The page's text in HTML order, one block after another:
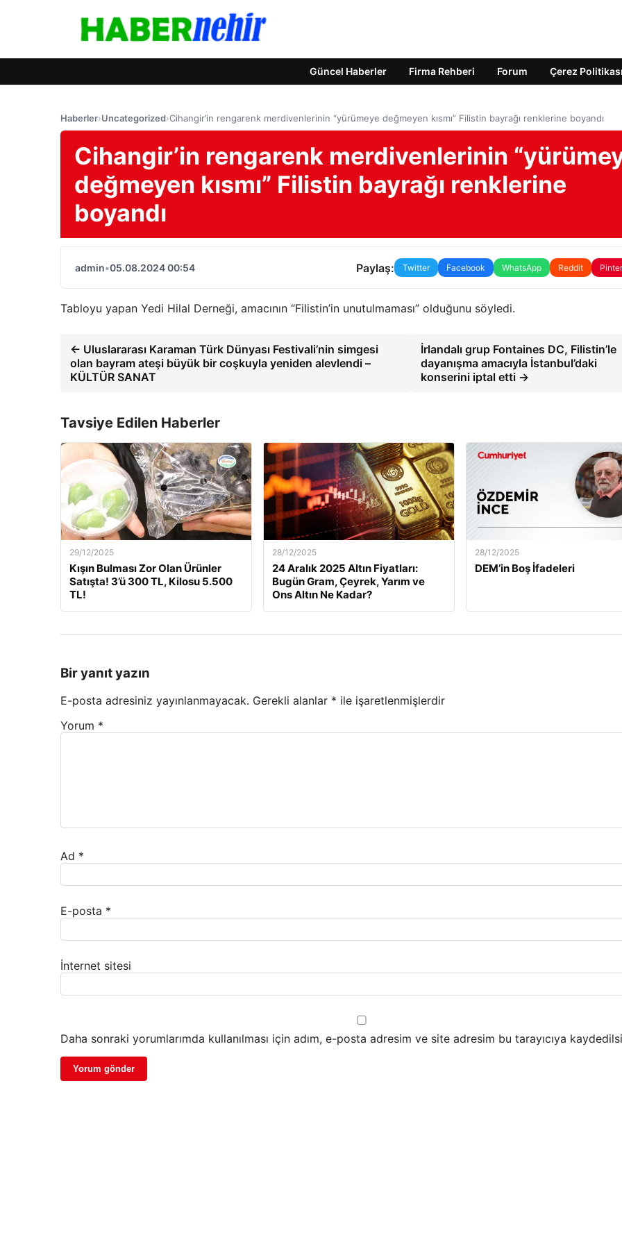
Güncel Haberler Firma Rehberi Forum Çerez Politikası
Haberler›Uncategorized›Cihangir’in rengarenk merdivenlerinin “yürümeye değmeyen kısmı” Filistin bayrağı renklerine boyandı
Cihangir’in rengarenk merdivenlerinin
değmeyen kısmı” Filistin bayrağı renklerine
boyandı
admin•05.08.2024 00:54 Paylaş: Twitter Facebook WhatsApp Reddit
Tabloyu yapan Yedi Hilal Derneği, amacının “Filistin’in unutulmaması” olduğunu söyledi.
← Uluslararası Karaman Türk Dünyası Festivali’nin simgesi
olan bayram ateşi büyük bir coşkuyla yeniden alevlendi –
KÜLTÜR SANAT
İrlandalı grup Fontaines DC, Filistin’le
dayanışma amacıyla İstanbul’daki
konserini iptal etti →
Tavsiye Edilen Haberler
29/12/2025
Kışın Bulması Zor Olan Ürünler
Satışta! 3’ü 300 TL, Kilosu 5.500
TL!
28/12/2025
24 Aralık 2025 Altın Fiyatları:
Bugün Gram, Çeyrek, Yarım ve
Ons Altın Ne Kadar?
28/12/2025
DEM’in Boş İfadeleri
Bir yanıt yazın
E-posta adresiniz yayınlanmayacak. Gerekli alanlar * ile işaretlenmişlerdir
Yorum *
Ad *
E-posta *
İnternet sitesi
Daha sonraki yorumlarımda kullanılması için adım, e-posta adresim ve site adresim bu tarayıcıya